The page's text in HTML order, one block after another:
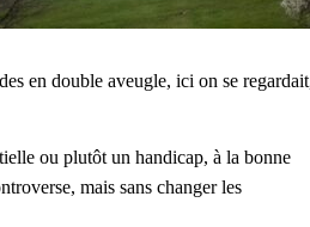
en double aveugle, ici on se
ou plutôt un handicap, à la bonne
mais sans changer les